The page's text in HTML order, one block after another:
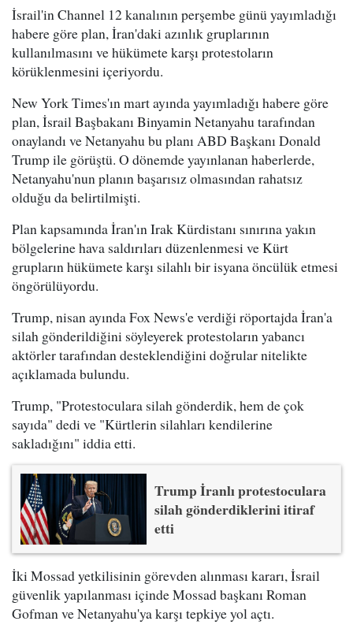
İsrail'in Channel 12 kanalının perşembe günü yayımladığı
habere göre plan, İran'daki azınlık gruplarının
kullanılmasını ve hükümete karşı protestoların
körüklenmesini içeriyordu.
New York Times'ın mart ayında yayımladığı habere göre
plan, İsrail Başbakanı Binyamin Netanyahu tarafından
onaylandı ve Netanyahu bu planı ABD Başkanı Donald
Trump ile görüştü. O dönemde yayınlanan haberlerde,
Netanyahu'nun planın başarısız olmasından rahatsız
olduğu da belirtilmişti.
Plan kapsamında İran'ın Irak Kürdistanı sınırına yakın
bölgelerine hava saldırıları düzenlenmesi ve Kürt
grupların hükümete karşı silahlı bir isyana öncülük etmesi
öngörülüyordu.
Trump, nisan ayında Fox News'e verdiği röportajda İran'a
silah gönderildiğini söyleyerek protestoların yabancı
aktörler tarafından desteklendiğini doğrular nitelikte
açıklamada bulundu.
Trump, "Protestoculara silah gönderdik, hem de çok
sayıda" dedi ve "Kürtlerin silahları kendilerine
sakladığını" iddia etti.
Trump İranlı protestoculara
silah gönderdiklerini itiraf
etti
İki Mossad yetkilisinin görevden alınması kararı, İsrail
güvenlik yapılanması içinde Mossad başkanı Roman
Gofman ve Netanyahu'ya karşı tepkiye yol açtı.